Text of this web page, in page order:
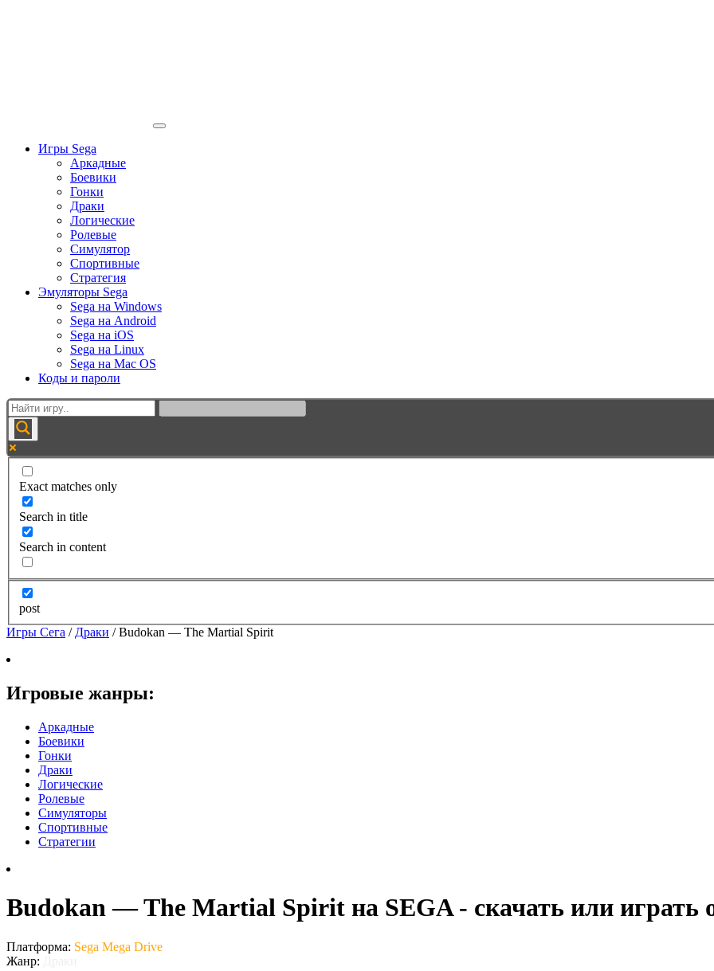
Игры Sega
Аркадные
Боевики
Гонки
Драки
Логические
Ролевые
Симулятор
Спортивные
Стратегия
Эмуляторы Sega
Sega на Windows
Sega на Android
Sega на iOS
Sega на Linux
Sega на Mac OS
Коды и пароли
Exact matches only
Search in title
Search in content
post
Игры Сега / Драки /Budokan — The Martial Spirit
Игровые жанры:
Аркадные
Боевики
Гонки
Драки
Логические
Ролевые
Симуляторы
Спортивные
Стратегии
Budokan — The Martial Spirit на SEGA - скачать или играть
Платформа: Sega Mega Drive
Жанр: